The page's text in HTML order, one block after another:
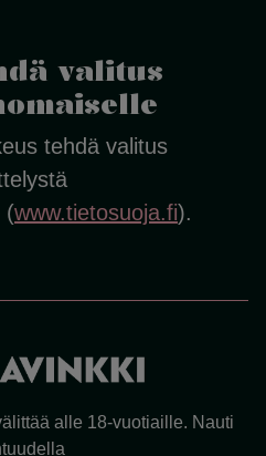
valitus
tehdä valitus
(www.tietosuoja.fi).
alle 18-vuotiaille. Nauti